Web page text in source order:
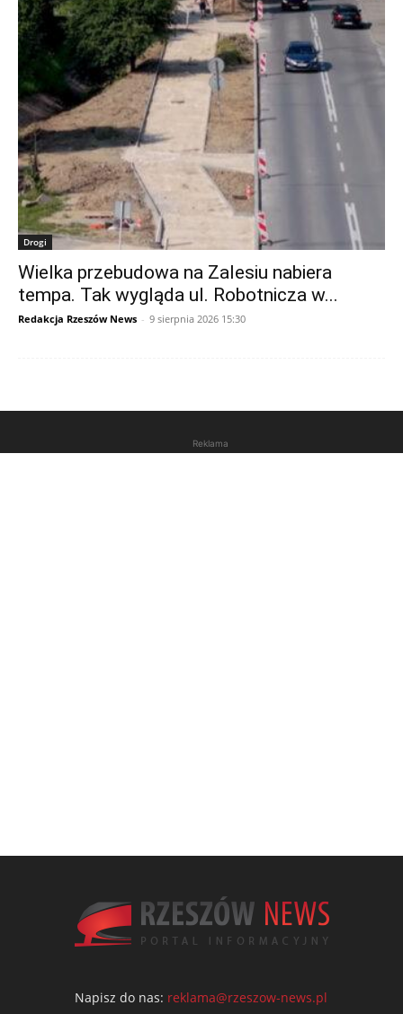
Drogi
Wielka przebudowa na Zalesiu nabiera
tempa. Tak wygląda ul. Robotnicza w...
Redakcja Rzeszów News - 9 sierpnia 2026 15:30
Reklama
Napisz do nas: reklama@rzeszow-news.pl